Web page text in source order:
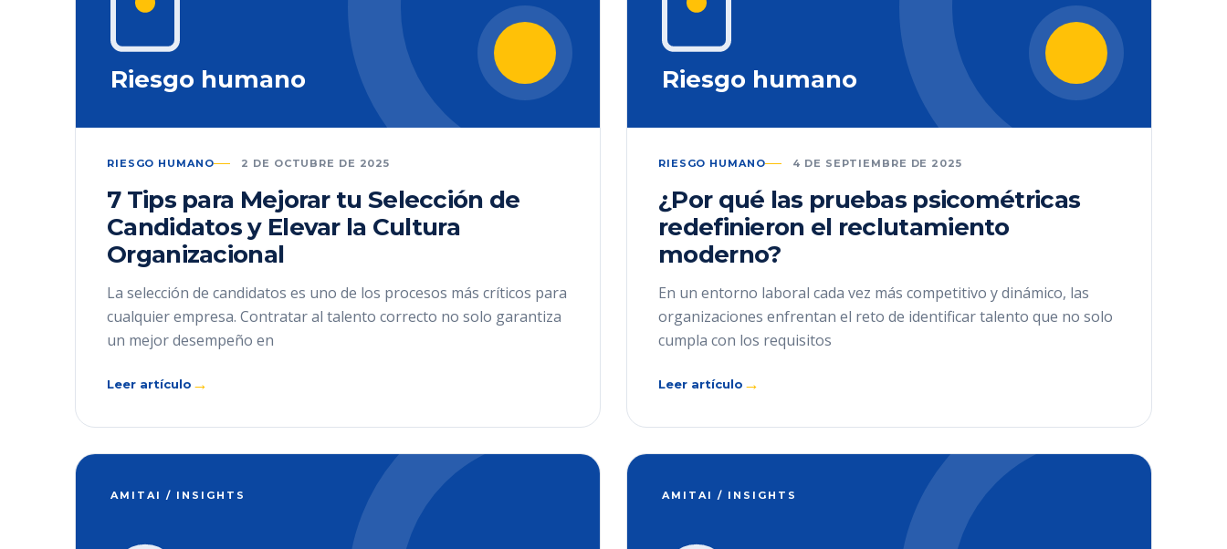
Riesgo humano
RIESGO HUMANO 2 DE OCTUBRE DE 2025
7 Tips para Mejorar tu Selección de
Candidatos y Elevar la Cultura
Organizacional
La selección de candidatos es uno de los procesos más críticos para
cualquier empresa. Contratar al talento correcto no solo garantiza
un mejor desempeño en
Leer artículo →
Riesgo humano
RIESGO HUMANO 4 DE SEPTIEMBRE DE 2025
¿Por qué las pruebas psicométricas
redefinieron el reclutamiento
moderno?
En un entorno laboral cada vez más competitivo y dinámico, las
organizaciones enfrentan el reto de identificar talento que no solo
cumpla con los requisitos
Leer artículo →
AMITAI / INSIGHTS AMITAI / INSIGHTS